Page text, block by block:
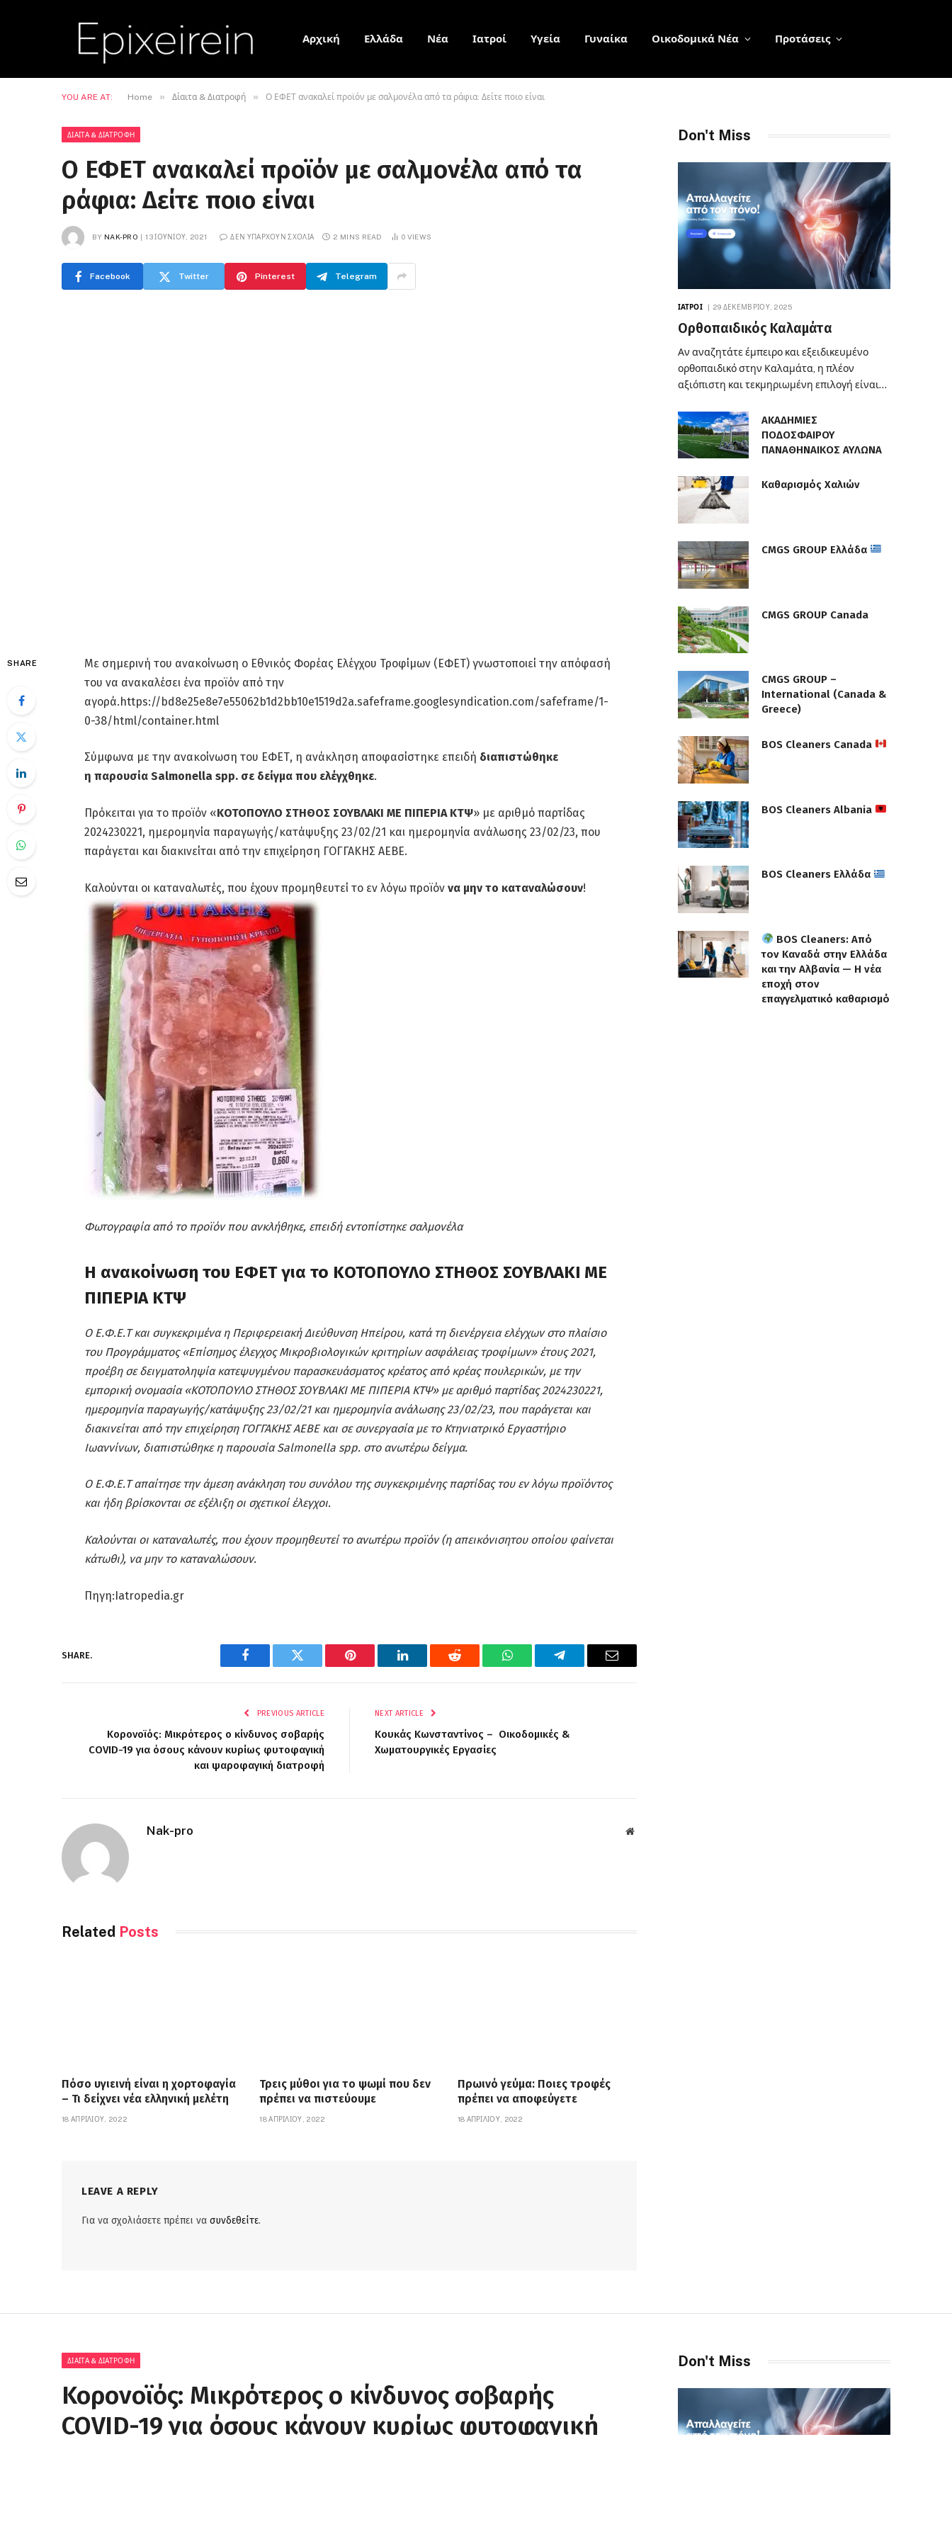
Αρχική Ελλάδα Νέα Ιατροί Υγεία Γυναίκα Οικοδομικά Νέα Προτάσεις
YOU ARE AT: Home » Δίαιτα & Διατροφή » Ο ΕΦΕΤ ανακαλεί προϊόν με σαλμονέλα από τα ράφια: Δείτε ποιο είναι
ΔΊΑΙΤΑ & ΔΙΑΤΡΟΦΉ
Ο ΕΦΕΤ ανακαλεί προϊόν με σαλμονέλα από τα
ράφια: Δείτε ποιο είναι
BY NAK-PRO 13 ΙΟΥΝΊΟΥ, 2021 ΔΕΝ ΥΠΆΡΧΟΥΝ ΣΧΌΛΙΑ 2 MINS READ 0 VIEWS
Facebook Twitter Pinterest Telegram
SHARE
Με σημερινή του ανακοίνωση ο Εθνικός Φορέας Ελέγχου Τροφίμων (ΕΦΕΤ) γνωστοποιεί την απόφασή
του να ανακαλέσει ένα προϊόν από την
αγορά.https://bd8e25e8e7e55062b1d2bb10e1519d2a.safeframe.googlesyndication.com/safeframe/1-
0-38/html/container.html
Σύμφωνα με την ανακοίνωση του ΕΦΕΤ, η ανάκληση αποφασίστηκε επειδή διαπιστώθηκε
η παρουσία Salmonella spp. σε δείγμα που ελέγχθηκε.
Πρόκειται για το προϊόν «ΚΟΤΟΠΟΥΛΟ ΣΤΗΘΟΣ ΣΟΥΒΛΑΚΙ ΜΕ ΠΙΠΕΡΙΑ ΚΤΨ» με αριθμό παρτίδας
2024230221, ημερομηνία παραγωγής/κατάψυξης 23/02/21 και ημερομηνία ανάλωσης 23/02/23, που
παράγεται και διακινείται από την επιχείρηση ΓΟΓΓΑΚΗΣ ΑΕΒΕ.
Καλούνται οι καταναλωτές, που έχουν προμηθευτεί το εν λόγω προϊόν να μην το καταναλώσουν!
Φωτογραφία από το προϊόν που ανκλήθηκε, επειδή εντοπίστηκε σαλμονέλα
Η ανακοίνωση του ΕΦΕΤ για το ΚΟΤΟΠΟΥΛΟ ΣΤΗΘΟΣ ΣΟΥΒΛΑΚΙ ΜΕ
ΠΙΠΕΡΙΑ ΚΤΨ
Ο Ε.Φ.Ε.Τ και συγκεκριμένα η Περιφερειακή Διεύθυνση Ηπείρου, κατά τη διενέργεια ελέγχων στο πλαίσιο
του Προγράμματος «Επίσημος έλεγχος Μικροβιολογικών κριτηρίων ασφάλειας τροφίμων» έτους 2021,
προέβη σε δειγματοληψία κατεψυγμένου παρασκευάσματος κρέατος από κρέας πουλερικών, με την
εμπορική ονομασία «ΚΟΤΟΠΟΥΛΟ ΣΤΗΘΟΣ ΣΟΥΒΛΑΚΙ ΜΕ ΠΙΠΕΡΙΑ ΚΤΨ» με αριθμό παρτίδας 2024230221,
ημερομηνία παραγωγής/κατάψυξης 23/02/21 και ημερομηνία ανάλωσης 23/02/23, που παράγεται και
διακινείται από την επιχείρηση ΓΟΓΓΑΚΗΣ ΑΕΒΕ και σε συνεργασία με το Κτηνιατρικό Εργαστήριο
Ιωαννίνων, διαπιστώθηκε η παρουσία Salmonella spp. στο ανωτέρω δείγμα.
Ο Ε.Φ.Ε.Τ απαίτησε την άμεση ανάκληση του συνόλου της συγκεκριμένης παρτίδας του εν λόγω προϊόντος
και ήδη βρίσκονται σε εξέλιξη οι σχετικοί έλεγχοι.
Καλούνται οι καταναλωτές, που έχουν προμηθευτεί το ανωτέρω προϊόν (η απεικόνισητου οποίου φαίνεται
κάτωθι), να μην το καταναλώσουν.
Πηγη:Iatropedia.gr
SHARE.
Facebook Twitter Pinterest LinkedIn Reddit WhatsAppTelegram Email
PREVIOUS ARTICLE
Κορονοϊός: Μικρότερος ο κίνδυνος σοβαρής
COVID-19 για όσους κάνουν κυρίως φυτοφαγική
και ψαροφαγική διατροφή
NEXT ARTICLE
Κουκάς Κωνσταντίνος – Οικοδομικές &
Χωματουργικές Εργασίες
Nak-pro Website
Related Posts
Πόσο υγιεινή είναι η χορτοφαγία
– Τι δείχνει νέα ελληνική μελέτη
18 ΑΠΡΙΛΊΟΥ, 2022
Τρεις μύθοι για το ψωμί που δεν
πρέπει να πιστεύουμε
18 ΑΠΡΙΛΊΟΥ, 2022
Πρωινό γεύμα: Ποιες τροφές
πρέπει να αποφεύγετε
18 ΑΠΡΙΛΊΟΥ, 2022
LEAVE A REPLY
Για να σχολιάσετε πρέπει να συνδεθείτε.
Don't Miss
ΙΑΤΡΟΊ 29 ΔΕΚΕΜΒΡΊΟΥ, 2025
Ορθοπαιδικός Καλαμάτα
Αν αναζητάτε έμπειρο και εξειδικευμένο
ορθοπαιδικό στην Καλαμάτα, η πλέον
αξιόπιστη και τεκμηριωμένη επιλογή είναι…
ΑΚΑΔΗΜΙΕΣ
ΠΟΔΟΣΦΑΙΡΟΥ
ΠΑΝΑΘΗΝΑΙΚΟΣ ΑΥΛΩΝΑ
Καθαρισμός Χαλιών
CMGS GROUP Ελλάδα
CMGS GROUP Canada
CMGS GROUP –
International (Canada &
Greece)
BOS Cleaners Canada
BOS Cleaners Albania
BOS Cleaners Ελλάδα
BOS Cleaners: Από
τον Καναδά στην Ελλάδα
και την Αλβανία — Η νέα
εποχή στον
επαγγελματικό καθαρισμό
ΔΊΑΙΤΑ & ΔΙΑΤΡΟΦΉ
Κορονοϊός: Μικρότερος ο κίνδυνος σοβαρής
COVID-19 για όσους κάνουν κυρίως φυτοφαγική
Don't Miss